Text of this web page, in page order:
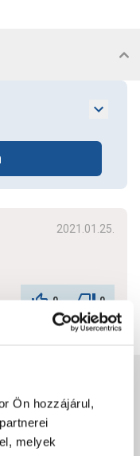
Ön hozzájárul,
melyek
2021.01.25.
0 0